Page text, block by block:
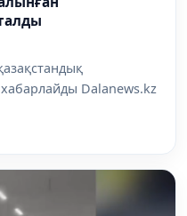
Dalanews.kz